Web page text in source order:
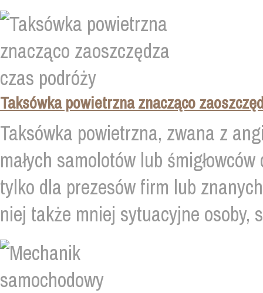
Taksówka powietrzna znacząco
Taksówka powietrzna, zwana z
małych samolotów lub
tylko dla prezesów firm lub
niej także mniej sytuacyjne osoby,